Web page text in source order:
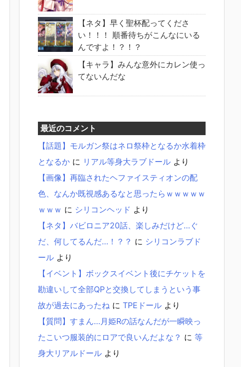
【ネタ】早く聖杯配ってくださ
い！！！ 順番待ちがこんなにいる
んですよ！？！？
【キャラ】みんな意外にカレン使っ
てないんだな
最近のコメント
【話題】モルガン祭はネロ祭枠となるか水着枠
となるか に リアル等身大ラブドール より
【画像】再臨されたヘファイスティオンの配
色、なんか既視感あるなと思ったらｗｗｗｗｗ
ｗｗｗ に シリコンヘッド より
【ネタ】バビロニア20話、楽しみだけど…ぐ
だ、何してるんだ…！？？ に シリコンラブド
ール より
【イベント】ボックスイベント後にチケットを
勘違いして全部QPと交換してしまうという事
故が過去にあったね に TPEドール より
【質問】すまん…月姫Rの話なんだが一瞬映っ
たこいつ服装的にロアで良いんだよな？ に 等
身大リアルドール より